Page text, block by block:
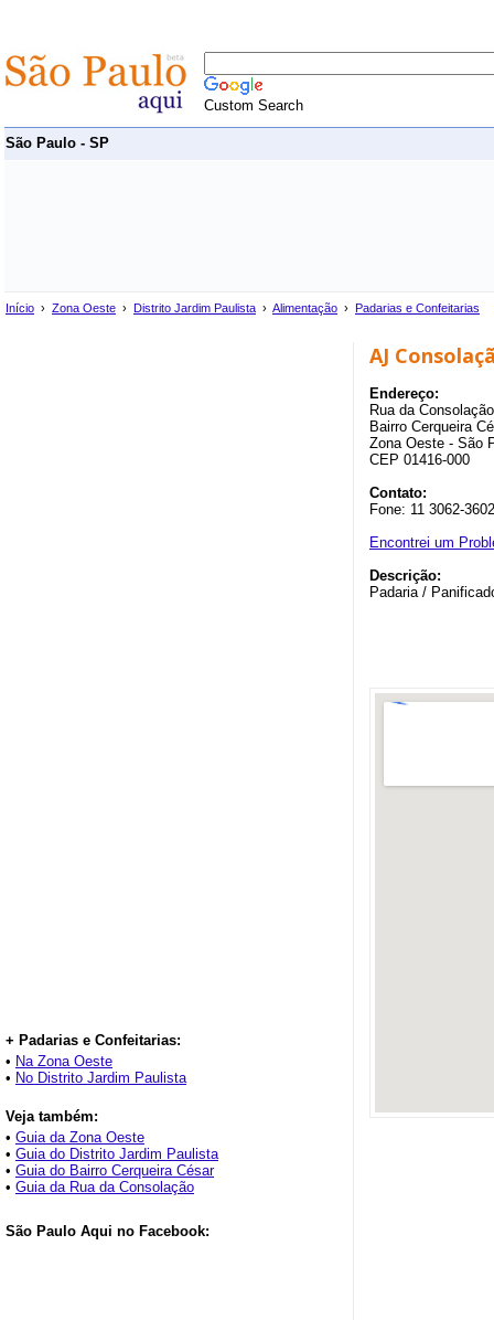
Custom Search
São Paulo - SP
Início › Zona Oeste › Distrito Jardim Paulista › Alimentação › Padarias e Confeitarias
+ Padarias e Confeitarias:
• Na Zona Oeste
• No Distrito Jardim Paulista
Veja também:
• Guia da Zona Oeste
• Guia do Distrito Jardim Paulista
• Guia do Bairro Cerqueira César
• Guia da Rua da Consolação
São Paulo Aqui no Facebook:
AJ
Endereço:
Rua da
Bairro Cerqueira
Zona Oeste - São
CEP 01416-000
Contato:
Fone: 11 3062-3602
Encontrei um
Descrição:
Padaria /